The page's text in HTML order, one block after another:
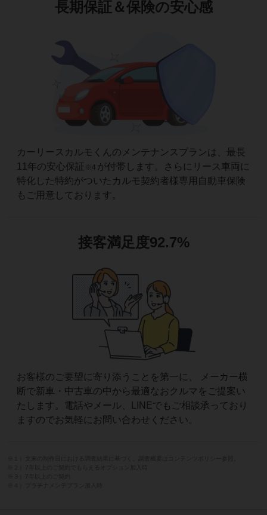
長期保証＆保険の安心感
カーリースカルモくんのメンテナンスプランは、最長
11年の安心保証
※4 が付帯します。さらにリース車両に
特化した特約がついたカルモ契約者様専用自動車保険
もご用意しております。
接客満足度92.7%
お客様のご要望に寄り添うことを第一に、 メーカー横
断で新車・中古車の中から最適なおクルマをご提案い
たします。電話やメール、LINEでもご相談承っており
ますのでお気軽にお問い合わせください。